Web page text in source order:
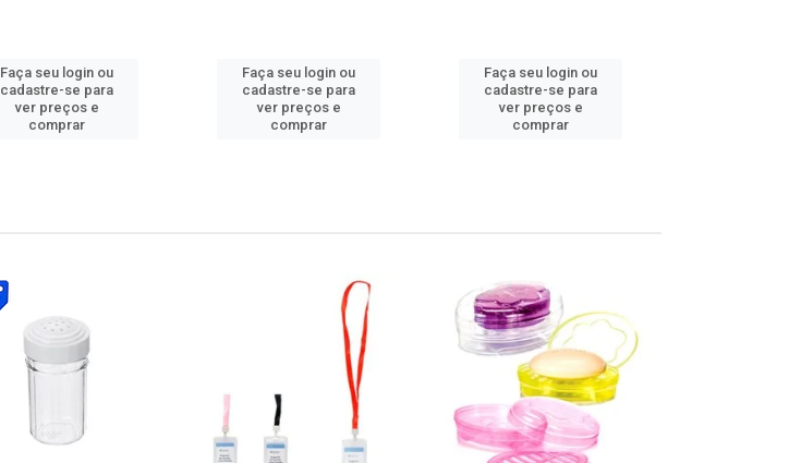
Faça seu login ou
cadastre-se para
ver preços e
comprar
Faça seu login ou
cadastre-se para
ver preços e
comprar
Faça seu login ou
cadastre-se para
ver preços e
comprar